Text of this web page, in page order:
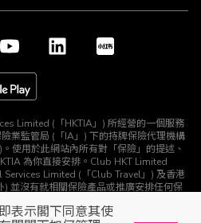
表示閣下同意其使
Limited (「HKTIA」) 所經營的一個服務
業監管局 (「IA」) 下的持牌保險代理機構
使用於此網站內所有對「保險」的提述、
為你直接安排。Club HKT Limited
Limited (「Club Travel」) 及香港
並沒有就相關保險產品或推廣安排任何保